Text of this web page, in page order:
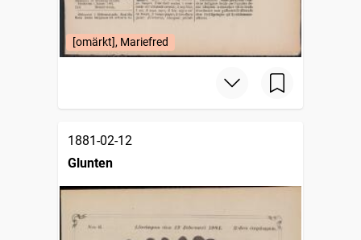
[omärkt], Mariefred
1881-02-12
Glunten